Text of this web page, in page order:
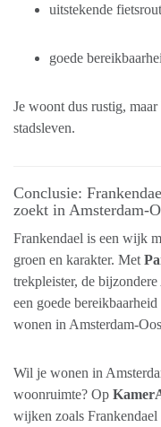
uitstekende
goede
Je woont dus rustig,
stadsleven.
Conclusie:
zoekt in Amsterdam-
Frankendael is een wijk
groen en karakter. Met
trekpleister, de
een goede
wonen in Amsterdam-
Wil je wonen in
woonruimte? Op
wijken zoals